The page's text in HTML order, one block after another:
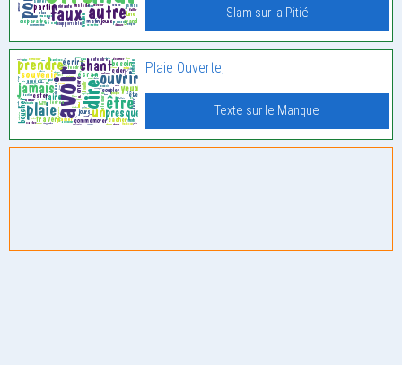
Slam sur la Pitié
Plaie Ouverte,
Texte sur le Manque